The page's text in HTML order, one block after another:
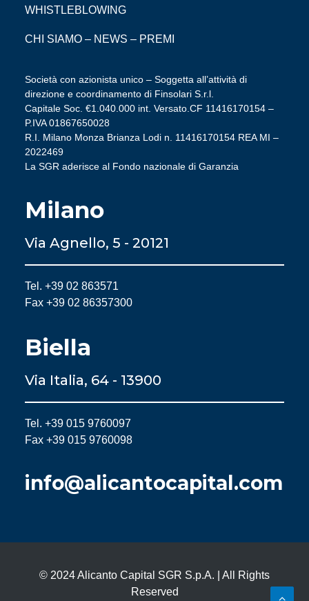
WHISTLEBLOWING
CHI SIAMO – NEWS – PREMI
Società con azionista unico – Soggetta all’attività di
direzione e coordinamento di Finsolari S.r.l.
Capitale Soc. €1.040.000 int. Versato.CF 11416170154 –
P.IVA 01867650028
R.I. Milano Monza Brianza Lodi n. 11416170154 REA MI –
2022469
La SGR aderisce al Fondo nazionale di Garanzia
Milano
Via Agnello, 5 - 20121
Tel. +39 02 863571
Fax +39 02 86357300
Biella
Via Italia, 64 - 13900
Tel. +39 015 9760097
Fax +39 015 9760098
info@alicantocapital.com
© 2024 Alicanto Capital SGR S.p.A. | All Rights
Reserved